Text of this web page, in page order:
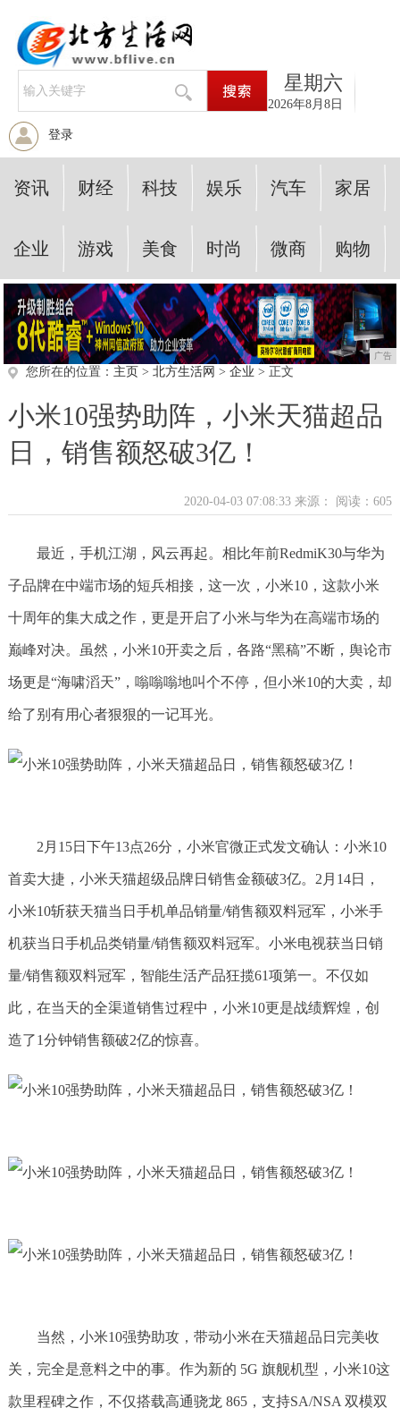
星期六
2026年8月8日
登录
资讯 财经 科技 娱乐 汽车 家居
企业 游戏 美食 时尚 微商 购物
广告
您所在的位置： 主页 > 北方生活网 > 企业 > 正文
小米10强势助阵，小米天猫超品
日，销售额怒破3亿！
2020-04-03 07:08:33 来源： 阅读：605
最近，手机江湖，风云再起。相比年前RedmiK30与华为
子品牌在中端市场的短兵相接，这一次，小米10，这款小米
十周年的集大成之作，更是开启了小米与华为在高端市场的
巅峰对决。虽然，小米10开卖之后，各路“黑稿”不断，舆论市
场更是“海啸滔天”，嗡嗡嗡地叫个不停，但小米10的大卖，却
给了别有用心者狠狠的一记耳光。
2月15日下午13点26分，小米官微正式发文确认：小米10
首卖大捷，小米天猫超级品牌日销售金额破3亿。2月14日，
小米10斩获天猫当日手机单品销量/销售额双料冠军，小米手
机获当日手机品类销量/销售额双料冠军。小米电视获当日销
量/销售额双料冠军，智能生活产品狂揽61项第一。不仅如
此，在当天的全渠道销售过程中，小米10更是战绩辉煌，创
造了1分钟销售额破2亿的惊喜。
当然，小米10强势助攻，带动小米在天猫超品日完美收
关，完全是意料之中的事。作为新的 5G 旗舰机型，小米10这
款里程碑之作，不仅搭载高通骁龙 865，支持SA/NSA 双模双